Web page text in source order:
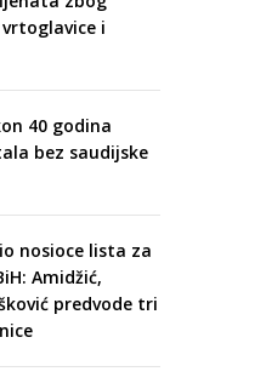
i
40 godina
bez saudijske
nosioce lista za
Amidžić,
predvode tri